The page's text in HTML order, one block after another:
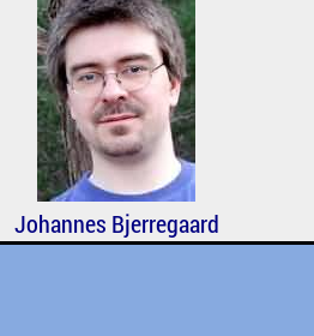
Johannes Bjerregaard